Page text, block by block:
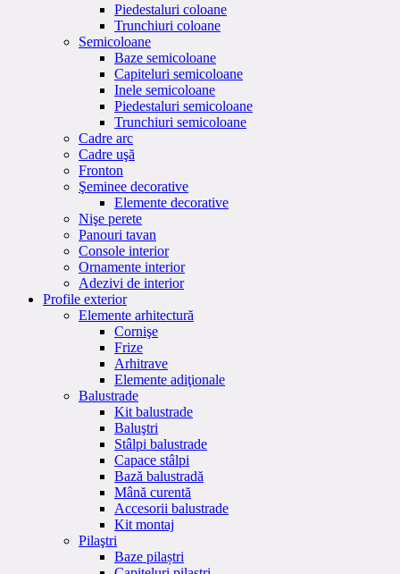
Piedestaluri coloane
Trunchiuri coloane
Semicoloane
Baze semicoloane
Capiteluri semicoloane
Inele semicoloane
Piedestaluri semicoloane
Trunchiuri semicoloane
Cadre arc
Cadre uşă
Fronton
Şeminee decorative
Elemente decorative
Nişe perete
Panouri tavan
Console interior
Ornamente interior
Adezivi de interior
Profile exterior
Elemente arhitectură
Cornişe
Frize
Arhitrave
Elemente adiţionale
Balustrade
Kit balustrade
Baluştri
Stâlpi balustrade
Capace stâlpi
Bază balustradă
Mână curentă
Accesorii balustrade
Kit montaj
Pilaştri
Baze pilaștri